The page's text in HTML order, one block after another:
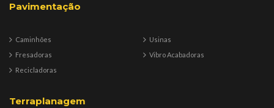
Pavimentação
Caminhões
Fresadoras
Recicladoras
Usinas
Vibro Acabadoras
Terraplanagem